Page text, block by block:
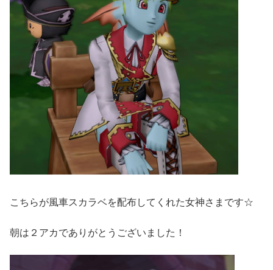
こちらが風車スカラベを配布してくれた女神さまです☆
朝は２アカでありがとうございました！